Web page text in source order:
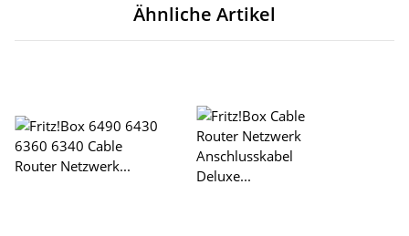
Ähnliche Artikel